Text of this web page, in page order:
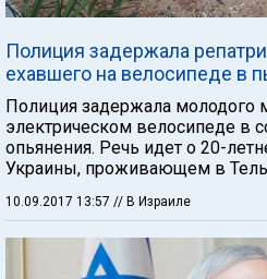
Полиция задержала
ехавшего на велосипеде в
Полиция задержала молодого
электрическом велосипеде в
опьянения. Речь идет о 20-
Украины, проживающем в
10.09.2017 13:57 // В Израиле